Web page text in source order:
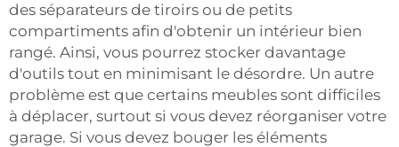
des séparateurs de tiroirs ou de petits
compartiments afin d'obtenir un intérieur bien
rangé. Ainsi, vous pourrez stocker davantage
d'outils tout en minimisant le désordre. Un autre
problème est que certains meubles sont difficiles
à déplacer, surtout si vous devez réorganiser votre
garage. Si vous devez bouger les éléments